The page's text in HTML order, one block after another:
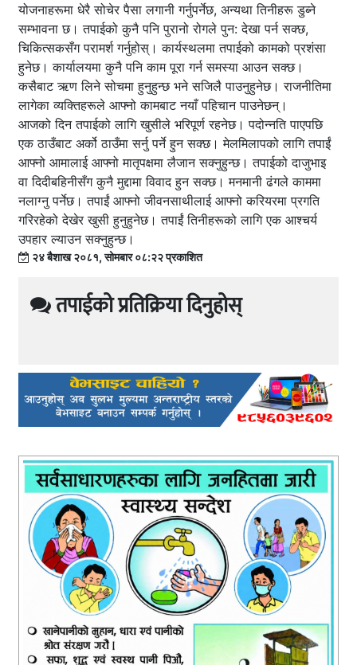
योजनाहरूमा धेरै सोचेर पैसा लगानी गर्नुपर्नेछ, अन्यथा तिनीहरू डुब्ने
सम्भावना छ। तपाईको कुनै पनि पुरानो रोगले पुन: देखा पर्न सक्छ,
चिकित्सकसँग परामर्श गर्नुहोस्। कार्यस्थलमा तपाईको कामको प्रशंसा
हुनेछ। कार्यालयमा कुनै पनि काम पूरा गर्न समस्या आउन सक्छ।
कसैबाट ऋण लिने सोचमा हुनुहुन्छ भने सजिलै पाउनुहुनेछ। राजनीतिमा
लागेका व्यक्तिहरूले आफ्नो कामबाट नयाँ पहिचान पाउनेछन्।
आजको दिन तपाईको लागि खुसीले भरिपूर्ण रहनेछ। पदोन्नति पाएपछि
एक ठाउँबाट अर्को ठाउँमा सर्नु पर्ने हुन सक्छ। मेलमिलापको लागि तपाईं
आफ्नो आमालाई आफ्नो मातृपक्षमा लैजान सक्नुहुन्छ। तपाईको दाजुभाइ
वा दिदीबहिनीसँग कुनै मुद्दामा विवाद हुन सक्छ। मनमानी ढंगले काममा
नलाग्नु पर्नेछ। तपाईं आफ्नो जीवनसाथीलाई आफ्नो करियरमा प्रगति
गरिरहेको देखेर खुसी हुनुहुनेछ। तपाईं तिनीहरूको लागि एक आश्चर्य
उपहार ल्याउन सक्नुहुन्छ।
२४ बैशाख २०८१, सोमबार ०८:२२ प्रकाशित
तपाईको प्रतिक्रिया दिनुहोस्